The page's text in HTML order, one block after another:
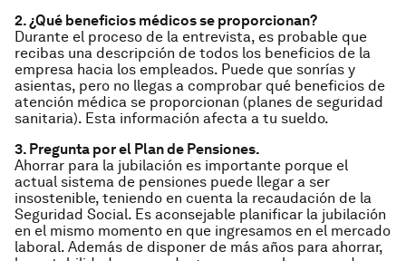
2. ¿Qué beneficios médicos se proporcionan?
Durante el proceso de la entrevista, es probable que
recibas una descripción de todos los beneficios de la
empresa hacia los empleados. Puede que sonrías y
asientas, pero no llegas a comprobar qué beneficios de
atención médica se proporcionan (planes de seguridad
sanitaria). Esta información afecta a tu sueldo.
3. Pregunta por el Plan de Pensiones.
Ahorrar para la jubilación es importante porque el
actual sistema de pensiones puede llegar a ser
insostenible, teniendo en cuenta la recaudación de la
Seguridad Social. Es aconsejable planificar la jubilación
en el mismo momento en que ingresamos en el mercado
laboral. Además de disponer de más años para ahorrar,